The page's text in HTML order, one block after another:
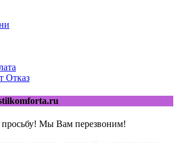
Отказ
Мы Вам перезвоним!